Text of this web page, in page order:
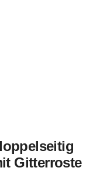
Gitterroste